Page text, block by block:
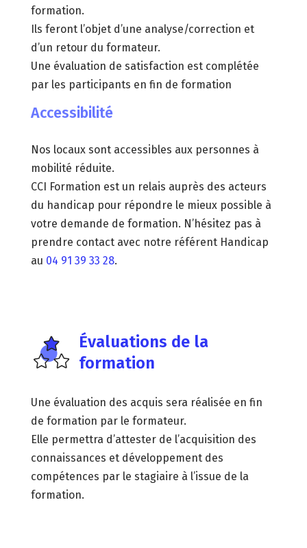
formation.
Ils feront l’objet d’une analyse/correction et
d’un retour du formateur.
Une évaluation de satisfaction est complétée
par les participants en fin de formation
Accessibilité
Nos locaux sont accessibles aux personnes à
mobilité réduite.
CCI Formation est un relais auprès des acteurs
du handicap pour répondre le mieux possible à
votre demande de formation. N’hésitez pas à
prendre contact avec notre référent Handicap
au 04 91 39 33 28.
Évaluations de la
formation
Une évaluation des acquis sera réalisée en fin
de formation par le formateur.
Elle permettra d’attester de l’acquisition des
connaissances et développement des
compétences par le stagiaire à l’issue de la
formation.